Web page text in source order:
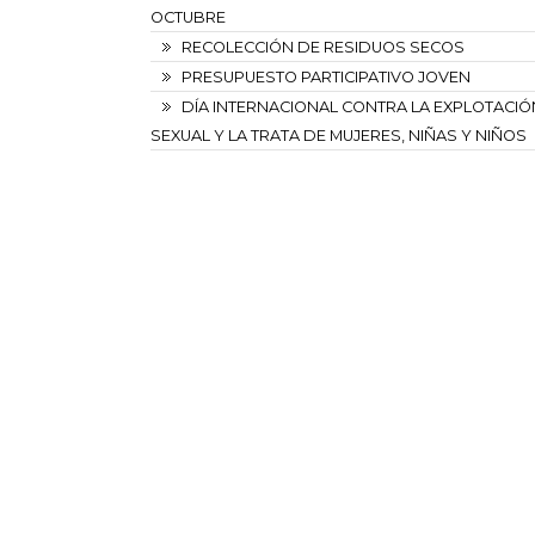
OCTUBRE
RECOLECCIÓN DE RESIDUOS SECOS
PRESUPUESTO PARTICIPATIVO JOVEN
DÍA INTERNACIONAL CONTRA LA
SEXUAL Y LA TRATA DE MUJERES, NIÑAS Y NIÑOS